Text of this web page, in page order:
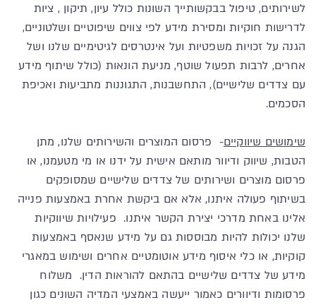
לשירותים, טיפול בבקשותייך השונות כולל עיון, תיקון , ציות
לדרישות חוקיות ומסירת מידע לפי צווים שיפוטיים ושלטוניים,
הגנה על זכויות משפטיות ועל אינטרסים לגיטימיים שלנו ושל
אחרים, לרבות תפעול שוטף, מניעת הונאות (כולל שיתוף מידע
עם צדדים שלישיים), התחשבנות, התגוננות מתביעות ואכיפת
הסכמים.
שימושים שיווקיים- פרסום המוצרים והשירותים שלנו, מתן
הטבות, שיווק ודיוור מותאם אישית על ידנו או מי מטעמנו, או
פרסום מוצרים ושירותים של צדדים שלישיים שמסופקים
בשיתוף פעולה איתנו, אלא אם ביקשת אחרת באמצעות פנייה
אלינו באחת מדרכי יצירת הקשר איתנו. פעילויות שיווקיות
שלנו יכולות להיות מבוססות גם על מידע שנאסף באמצעות
קוקיות, או כלי איסוף מידע אוטומטיים אחרים ושימוש במאגרי
מידע של צדדים שלישיים בהתאם להוראות הדין. משלוח
פרסומות ודיוורים כאמור ייעשה באמצעי המדיה השונים כגון